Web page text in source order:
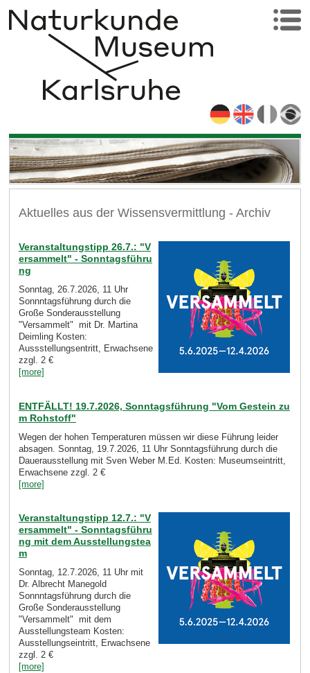
Aktuelles aus der Wissensvermittlung - Archiv
Veranstaltungstipp 26.7.: "V
ersammelt" - Sonntagsführu
ng
Sonntag, 26.7.2026, 11 Uhr
Sonnntagsführung durch die
Große Sonderausstellung
"Versammelt" mit Dr. Martina
Deimling Kosten:
Aussstellungsentritt, Erwachsene
zzgl. 2 €
[more]
ENTFÄLLT! 19.7.2026, Sonntagsführung "Vom Gestein zu
m Rohstoff"
Wegen der hohen Temperaturen müssen wir diese Führung leider
absagen. Sonntag, 19.7.2026, 11 Uhr Sonntagsführung durch die
Dauerausstellung mit Sven Weber M.Ed. Kosten: Museumseintritt,
Erwachsene zzgl. 2 €
[more]
Veranstaltungstipp 12.7.: "V
ersammelt" - Sonntagsführu
ng mit dem Ausstellungstea
m
Sonntag, 12.7.2026, 11 Uhr mit
Dr. Albrecht Manegold
Sonnntagsführung durch die
Große Sonderausstellung
"Versammelt" mit dem
Ausstellungsteam Kosten:
Ausstellungseintritt, Erwachsene
zzgl. 2 €
[more]